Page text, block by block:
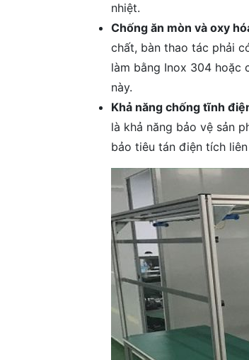
nhiệt.
Chống ăn mòn và oxy
chất, bàn thao tác phải
làm bằng Inox 304 hoặc
này.
Khả năng chống tĩnh
là khả năng bảo vệ sản
bảo tiêu tán điện tích